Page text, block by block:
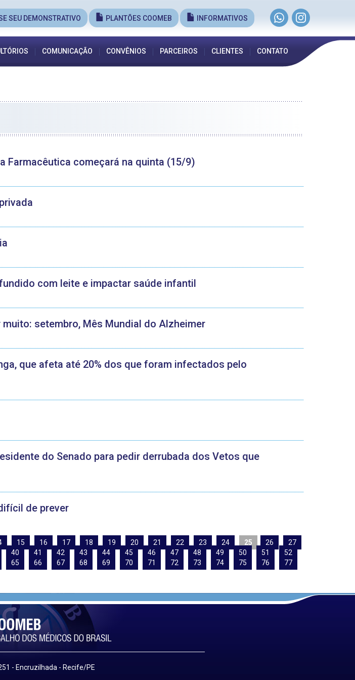
SEU DEMONSTRATIVO PLANTÕES COOMEB INFORMATIVOS
COMUNICAÇÃO CONVÊNIOS PARCEIROS CLIENTES CONTATO
Farmacêutica começará na quinta (15/9)
com leite e impactar saúde infantil
setembro, Mês Mundial do Alzheimer
que afeta até 20% dos que foram infectados pelo
do Senado para pedir derrubada dos Vetos que
de prever
15 16 17 18 19 20 21 22 23 24 25 26
27
40 41 42 43 44 45 46 47 48 49 50 51
52
65 66 67 68 69 70 71 72 73 74 75 76 77
- Encruzilhada - Recife/PE